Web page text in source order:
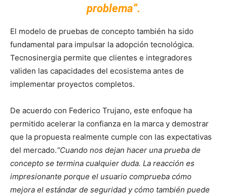
problema”.
El modelo de pruebas de concepto también ha sido
fundamental para impulsar la adopción tecnológica.
Tecnosinergia permite que clientes e integradores
validen las capacidades del ecosistema antes de
implementar proyectos completos.
De acuerdo con Federico Trujano, este enfoque ha
permitido acelerar la confianza en la marca y demostrar
que la propuesta realmente cumple con las expectativas
del mercado.“Cuando nos dejan hacer una prueba de
concepto se termina cualquier duda. La reacción es
impresionante porque el usuario comprueba cómo
mejora el estándar de seguridad y cómo también puede